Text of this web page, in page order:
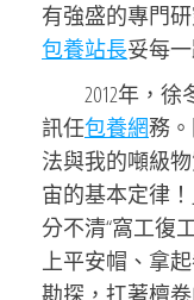
有強盛的專門
包養站長妥每
2012年，
訊任包養網務
法與我的噸級
宙的基本定律
分不清“窩工復
上平安帽、拿
勘探，扛著檀